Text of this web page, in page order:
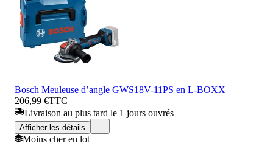
Bosch Meuleuse d’angle GWS18V-11PS en L-BOXX
206,99 €TTC
Livraison au plus tard le 1 jours ouvrés
Afficher les détails
Moins cher en lot